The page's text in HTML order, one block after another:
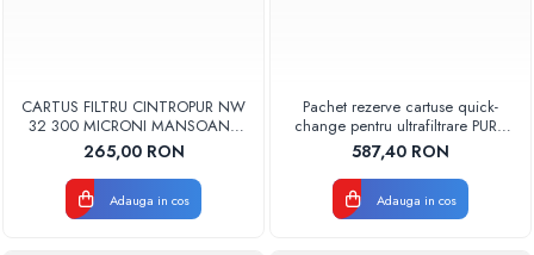
CARTUS FILTRU CINTROPUR NW
32 300 MICRONI MANSOANE
FILTRARE SET 5BUC
265,00 RON
Adauga in cos
Pachet rezerve cartuse quick-
change pentru ultrafiltrare PUR4
Aquapur Valhoh Valrom
recomandat pentru 12 luni cu
membrana
587,40 RON
Adauga in cos